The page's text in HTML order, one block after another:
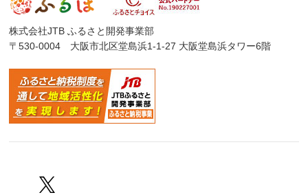
株式会社JTB ふるさと開発事業部
〒530-0004 大阪市北区堂島浜1-1-27 大阪堂島浜タワー6階
Facebook